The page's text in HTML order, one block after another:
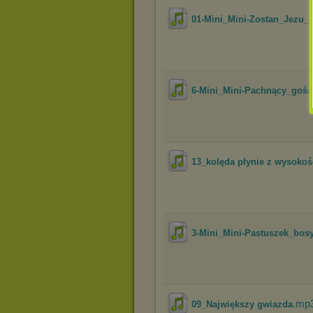
01-Mini_Mini-
6-Mini_Mini-Pachnący_gość
13_kolęda płynie z
3-Mini_Mini-
09_Największy gwiazda